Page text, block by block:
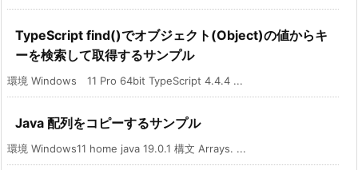
TypeScript find()でオブジェクト(Object)の値からキ
ーを検索して取得するサンプル
環境 Windows 11 Pro 64bit TypeScript 4.4.4 ...
Java 配列をコピーするサンプル
環境 Windows11 home java 19.0.1 構文 Arrays. ...